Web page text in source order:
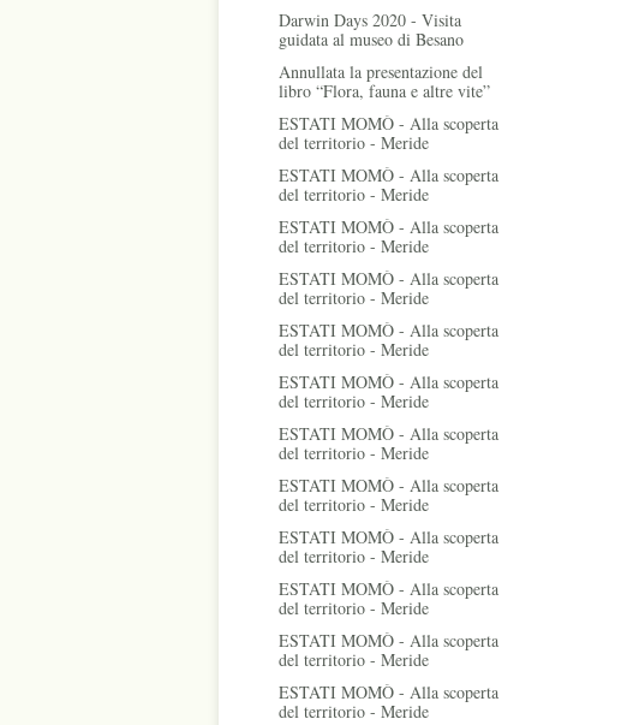
Darwin Days 2020 - Visita
guidata al museo di Besano
Annullata la presentazione del
libro “Flora, fauna e altre vite”
ESTATI MOMÒ - Alla scoperta
del territorio - Meride
ESTATI MOMÒ - Alla scoperta
del territorio - Meride
ESTATI MOMÒ - Alla scoperta
del territorio - Meride
ESTATI MOMÒ - Alla scoperta
del territorio - Meride
ESTATI MOMÒ - Alla scoperta
del territorio - Meride
ESTATI MOMÒ - Alla scoperta
del territorio - Meride
ESTATI MOMÒ - Alla scoperta
del territorio - Meride
ESTATI MOMÒ - Alla scoperta
del territorio - Meride
ESTATI MOMÒ - Alla scoperta
del territorio - Meride
ESTATI MOMÒ - Alla scoperta
del territorio - Meride
ESTATI MOMÒ - Alla scoperta
del territorio - Meride
ESTATI MOMÒ - Alla scoperta
del territorio - Meride